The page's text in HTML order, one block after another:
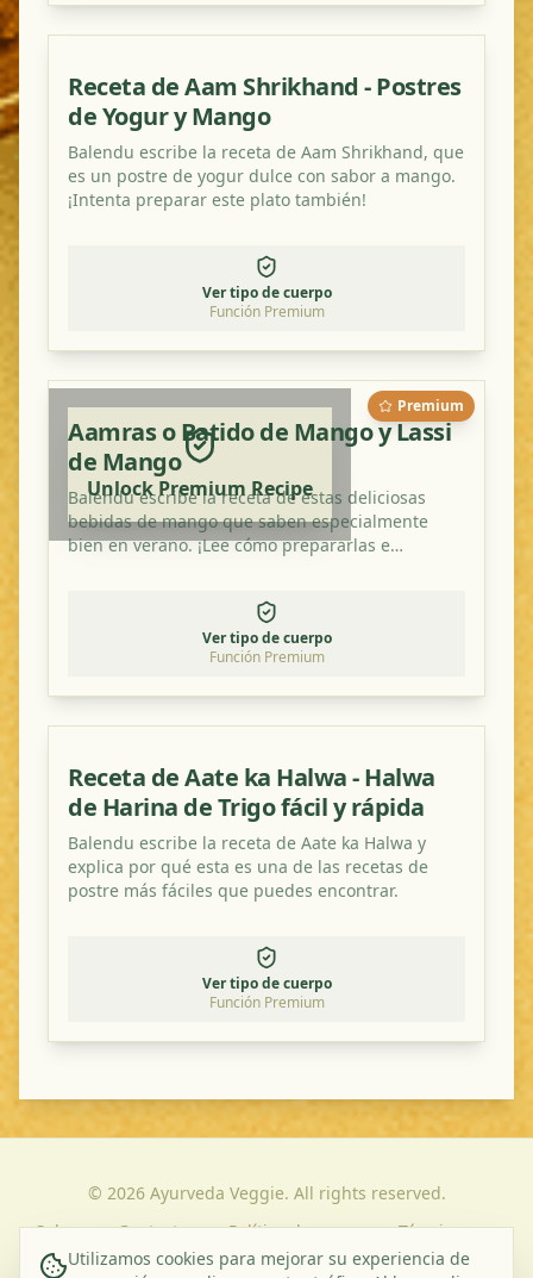
Receta de Aam Shrikhand - Postres
de Yogur y Mango
Balendu escribe la receta de Aam Shrikhand, que
es un postre de yogur dulce con sabor a mango.
¡Intenta preparar este plato también!
Ver tipo de cuerpo
Función Premium
Premium
Unlock Premium Recipe
Aamras o Batido de Mango y Lassi
de Mango
Balendu escribe la receta de estas deliciosas
bebidas de mango que saben especialmente
bien en verano. ¡Lee cómo prepararlas e
Ver tipo de cuerpo
Función Premium
Receta de Aate ka Halwa - Halwa
de Harina de Trigo fácil y rápida
Balendu escribe la receta de Aate ka Halwa y
explica por qué esta es una de las recetas de
postre más fáciles que puedes encontrar.
Ver tipo de cuerpo
Función Premium
© 2026Ayurveda Veggie. All rights reserved.
Sobre
Nosotros
Contacto
Política de
Privacidad
Términos y
Condiciones
Utilizamos cookies para mejorar su experiencia de